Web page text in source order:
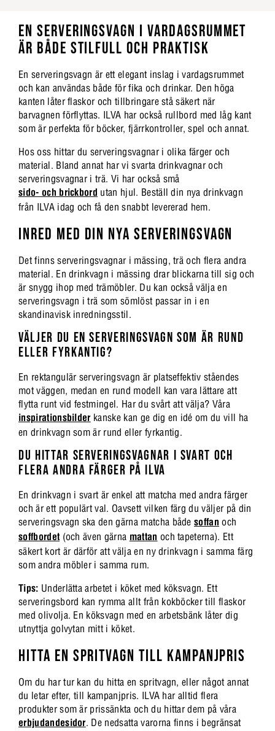
EN SERVERINGSVAGN I VARDAGSRUMMET
ÄR BÅDE STILFULL OCH PRAKTISK
En serveringsvagn är ett elegant inslag i vardagsrummet
och kan användas både för fika och drinkar. Den höga
kanten låter flaskor och tillbringare stå säkert när
barvagnen förflyttas. ILVA har också rullbord med låg kant
som är perfekta för böcker, fjärrkontroller, spel och annat.
Hos oss hittar du serveringsvagnar i olika färger och
material. Bland annat har vi svarta drinkvagnar och
serveringsvagnar i trä. Vi har också små
sido- och brickbord utan hjul. Beställ din nya drinkvagn
från ILVA idag och få den snabbt levererad hem.
INRED MED DIN NYA SERVERINGSVAGN
Det finns serveringsvagnar i mässing, trä och flera andra
material. En drinkvagn i mässing drar blickarna till sig och
är snygg ihop med trämöbler. Du kan också välja en
serveringsvagn i trä som sömlöst passar in i en
skandinavisk inredningsstil.
VÄLJER DU EN SERVERINGSVAGN SOM ÄR RUND
ELLER FYRKANTIG?
En rektangulär serveringsvagn är platseffektiv ståendes
mot väggen, medan en rund modell kan vara lättare att
flytta runt vid festmingel. Har du svårt att välja? Våra
inspirationsbilderkanske kan ge dig en idé om du vill ha
en drinkvagn som är rund eller fyrkantig.
DU HITTAR SERVERINGSVAGNAR I SVART OCH
FLERA ANDRA FÄRGER PÅ ILVA
En drinkvagn i svart är enkel att matcha med andra färger
och är ett populärt val. Oavsett vilken färg du väljer på din
serveringsvagn ska den gärna matcha bådesoffan och
soffbordet (och även gärna mattan och tapeterna). Ett
säkert kort är därför att välja en ny drinkvagn i samma färg
som andra möbler i samma rum.
Tips: Underlätta arbetet i köket med köksvagn. Ett
serveringsbord kan rymma allt från kokböcker till flaskor
med olivolja. En köksvagn med en arbetsbänk låter dig
utnyttja golvytan mitt i köket.
HITTA EN SPRITVAGN TILL KAMPANJPRIS
Om du har tur kan du hitta en spritvagn, eller något annat
du letar efter, till kampanjpris. ILVA har alltid flera
produkter som är prissänkta och du hittar dem på våra
erbjudandesidor. De nedsatta varorna finns i begränsat